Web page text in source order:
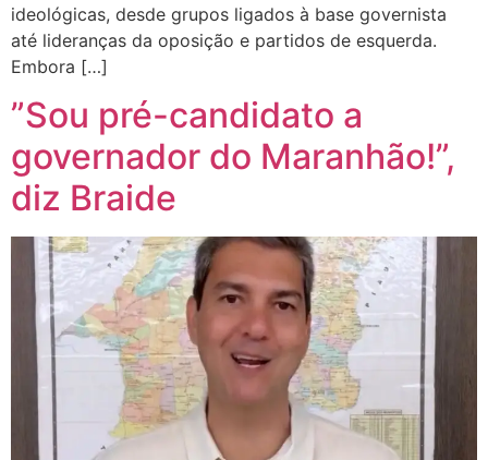
ideológicas, desde grupos ligados à base governista
até lideranças da oposição e partidos de esquerda.
Embora […]
”Sou pré-candidato a
governador do Maranhão!”,
diz Braide